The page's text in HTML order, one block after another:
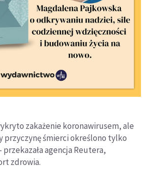
zakażenie koronawirusem, ale
śmierci określono tylko
przekazała agencja Reutera,
zdrowia.